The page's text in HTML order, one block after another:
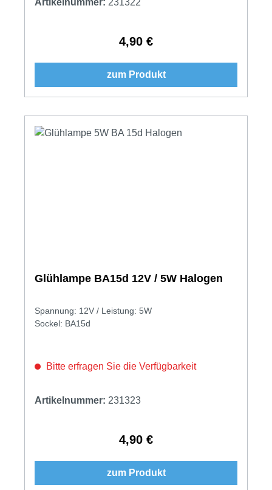
Regulärer Preis:
4,90 €
zum Produkt
Glühlampe BA15d 12V / 5W Halogen
Spannung: 12V / Leistung: 5W
Sockel: BA15d
Bitte erfragen Sie die Verfügbarkeit
Artikelnummer: 231323
Regulärer Preis:
4,90 €
zum Produkt